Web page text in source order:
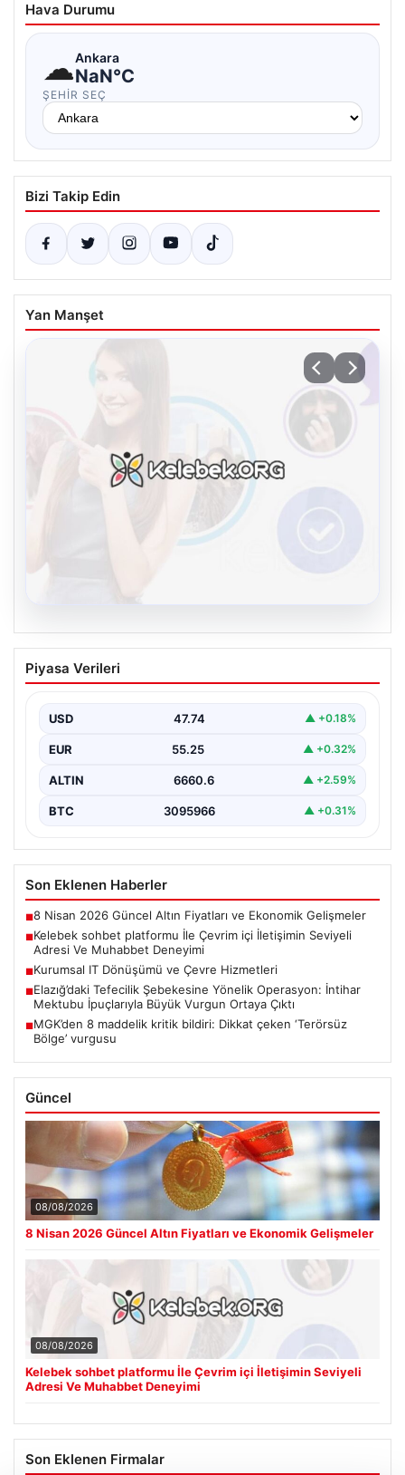
Hava Durumu
☁Ankara
NaN°C
ŞEHIR SEÇ
Bizi Takip Edin
Yan Manşet
Kurumsal IT Dönüşümü ve Çevre
Hizmetleri
envanterlerini sürekli zamanda yenilemektedir. Bu
modernizasyon süreçlerinde boşa…
USD
■Kelebek sohbet platformu İle Çevrim içi İletişimin Seviyeli
Adresi Ve Muhabbet Deneyimi
Kurumsal IT Dönüşümü ve Çevre Hizmetleri
Elazığ’daki Tefecilik Şebekesine Yönelik Operasyon: İntihar
Mektubu İpuçlarıyla Büyük Vurgun Ortaya Çıktı
MGK’den 8 maddelik kritik bildiri: Dikkat çeken ‘Terörsüz
Bölge’ vurgusu
08/08/2026
8 Nisan 2026 Güncel Altın Fiyatları ve Ekonomik Gelişmeler
Kelebek sohbet platformu İle Çevrim içi İletişimin Seviyeli
Adresi Ve Muhabbet Deneyimi
Hastaş Beton